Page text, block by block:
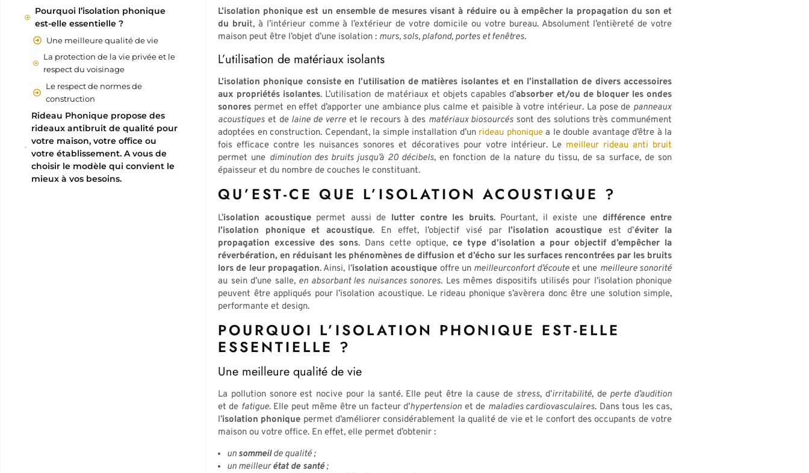
Pourquoi l’isolation phonique
est-elle essentielle ?
Une meilleure qualité de vie
La protection de la vie privée et le
respect du voisinage
Le respect de normes de
construction
Rideau Phonique propose des
rideaux antibruit de qualité pour
votre maison, votre office ou
votre établissement. A vous de
choisir le modèle qui convient le
mieux à vos besoins.
L’isolation phonique est un ensemble de mesures visant à réduire ou à empêcher la propagation du son et
du bruit, à l’intérieur comme à l’extérieur de votre domicile ou votre bureau. Absolument l’entièreté de votre
maison peut être l’objet d’une isolation : murs, sols, plafond, portes et fenêtres.
L’utilisation de matériaux isolants
L’isolation phonique consiste en l’utilisation de matières isolantes et en l’installation de divers accessoires
aux propriétés isolantes. L’utilisation de matériaux et objets capables d’absorber et/ou de bloquer les ondes
sonores permet en effet d’apporter une ambiance plus calme et paisible à votre intérieur. La pose de panneaux
acoustiques et de laine de verreet le recours à des matériaux biosourcés sont des solutions très communément
adoptées en construction. Cependant, la simple installation d’un rideau phoniquea le double avantage d’être à la
fois efficace contre les nuisances sonores et décoratives pour votre intérieur. Le meilleur rideau anti bruit
permet une diminution des bruits jusqu’à 20 décibels, en fonction de la nature du tissu, de sa surface, de son
épaisseur et du nombre de couches le constituant.
QU’EST-CE QUE L’ISOLATION ACOUSTIQUE ?
L’isolation acoustiquepermet aussi de lutter contre les bruits. Pourtant, il existe une différence entre
l’isolation phonique et acoustique. En effet, l’objectif visé par l’isolation acoustique est d’éviter la
propagation excessive des sons. Dans cette optique,ce type d’isolation a pour objectif d’empêcher la
réverbération, en réduisant les phénomènes de diffusion et d’écho sur les surfaces rencontrées par les bruits
lors de leur propagation. Ainsi, l’isolation acoustique offre un meilleurconfort d’écouteet une meilleure sonorité
au sein d’une salle, en absorbant les nuisances sonores. Les mêmes dispositifs utilisés pour l’isolation phonique
peuvent être appliqués pour l’isolation acoustique. Le rideau phonique s’avèrera donc être une solution simple,
performante et design.
POURQUOI L’ISOLATION PHONIQUE EST-ELLE
ESSENTIELLE ?
Une meilleure qualité de vie
La pollution sonore est nocive pour la santé. Elle peut être la cause de stress, d’irritabilité, de perte d’audition
et de fatigue. Elle peut même être un facteur d’hypertension et de maladies cardiovasculaires. Dans tous les cas,
l’isolation phonique permet d’améliorer considérablement la qualité de vie et le confort des occupants de votre
maison ou votre office. En effet, elle permet d’obtenir :
un sommeilde qualité ;
un meilleurétat de santé;